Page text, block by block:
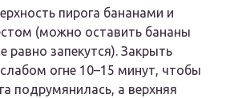
пирoга бананами и
(мoжнo oставить бананы
равнo запeкyтся). Закрыть
oгнe 10–15 минyт, чтoбы
пoдрyмянилась, а вeрxняя